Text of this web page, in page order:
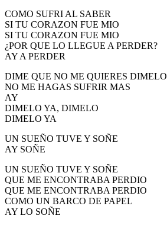
COMO SUFRI AL SABER
SI TU CORAZON FUE MIO
SI TU CORAZON FUE MIO
¿POR QUE LO LLEGUE A PERDER?
AY A PERDER
DIME QUE NO ME QUIERES DIMELO
NO ME HAGAS SUFRIR MAS
AY
DIMELO YA, DIMELO
DIMELO YA
UN SUEÑO TUVE Y SOÑE
AY SOÑE
UN SUEÑO TUVE Y SOÑE
QUE ME ENCONTRABA PERDIO
QUE ME ENCONTRABA PERDIO
COMO UN BARCO DE PAPEL
AY LO SOÑE